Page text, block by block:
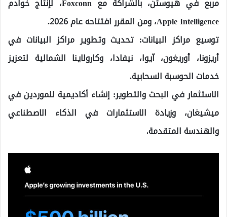
مربع في هيوستن، بالشراكة مع Foxconn، لإنتاج خوادم
Apple Intelligence، ومن المقرر افتتاحه عام 2026.
توسيع مراكز البيانات: تحديث وتطوير مراكز البيانات في
أريزونا، أوريغون، آيوا، نيفادا، وكارولاينا الشمالية لتعزيز
خدمات الحوسبة السحابية.
الاستثمار في البحث والتطوير: إنشاء أكاديمية للموردين في
ميشيغان، وزيادة الاستثمارات في الذكاء الاصطناعي
والهندسة المتقدمة.